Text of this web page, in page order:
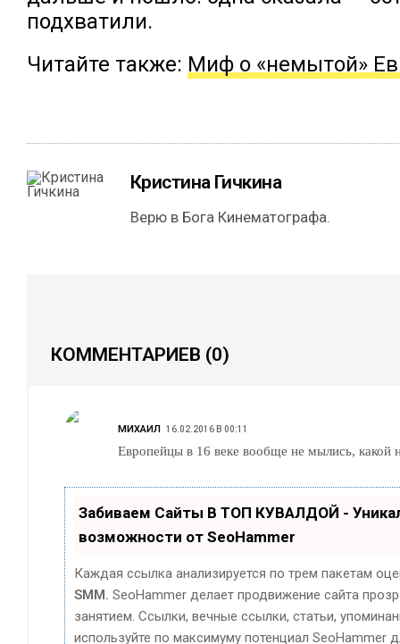
подхватили.
Читайте также: Миф о «немытой»
Кристина Гичкина
Верю в Бога Кинематографа.
КОММЕНТАРИЕВ (0)
МИХАИЛ 16.02.2016 В 00:11
Европейцы в 16 веке вообще не мылись,
Забиваем Сайты В ТОП КУВАЛДОЙ -
возможности от SeoHammer
Каждая ссылка анализируется по трем пакетам
SMM. SeoHammer делает продвижение сайта
занятием. Ссылки, вечные ссылки, статьи,
используйте по максимуму потенциал SeoHammer